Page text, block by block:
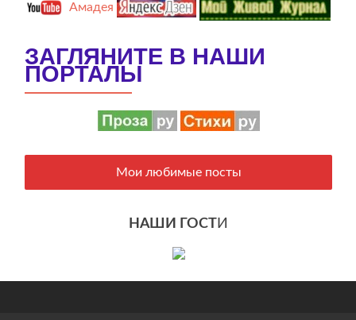
Амадея
ЗАГЛЯНИТЕ В НАШИ
ПОРТАЛЫ
Мои любимые посты
НАШИ ГОСТИ